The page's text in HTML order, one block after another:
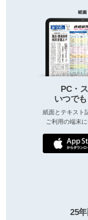
PC・
いつで
紙面とテキスト
ご利用の端末
25